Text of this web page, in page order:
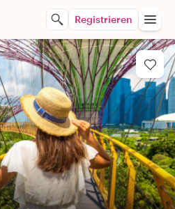
Registrieren